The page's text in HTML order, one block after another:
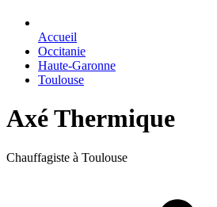
Accueil
Occitanie
Haute-Garonne
Toulouse
Axé Thermique
Chauffagiste à Toulouse